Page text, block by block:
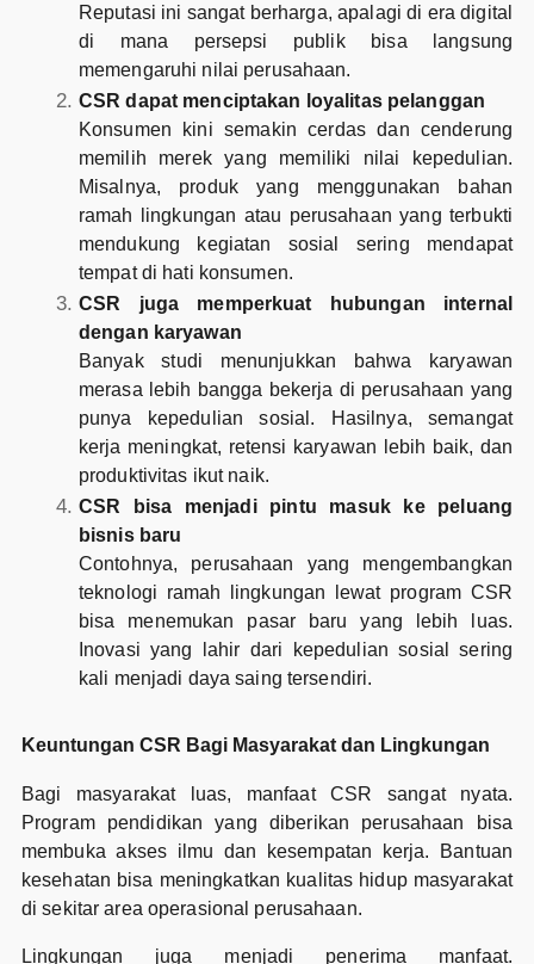
Reputasi ini sangat berharga, apalagi di era digital
di mana persepsi publik bisa langsung
memengaruhi nilai perusahaan.
CSR dapat menciptakan loyalitas pelanggan
Konsumen kini semakin cerdas dan cenderung
memilih merek yang memiliki nilai kepedulian.
Misalnya, produk yang menggunakan bahan
ramah lingkungan atau perusahaan yang terbukti
mendukung kegiatan sosial sering mendapat
tempat di hati konsumen.
CSR juga memperkuat hubungan internal
dengan karyawan
Banyak studi menunjukkan bahwa karyawan
merasa lebih bangga bekerja di perusahaan yang
punya kepedulian sosial. Hasilnya, semangat
kerja meningkat, retensi karyawan lebih baik, dan
produktivitas ikut naik.
CSR bisa menjadi pintu masuk ke peluang
bisnis baru
Contohnya, perusahaan yang mengembangkan
teknologi ramah lingkungan lewat program CSR
bisa menemukan pasar baru yang lebih luas.
Inovasi yang lahir dari kepedulian sosial sering
kali menjadi daya saing tersendiri.
Keuntungan CSR Bagi Masyarakat dan Lingkungan
Bagi masyarakat luas, manfaat CSR sangat nyata.
Program pendidikan yang diberikan perusahaan bisa
membuka akses ilmu dan kesempatan kerja. Bantuan
kesehatan bisa meningkatkan kualitas hidup masyarakat
di sekitar area operasional perusahaan.
Lingkungan juga menjadi penerima manfaat.